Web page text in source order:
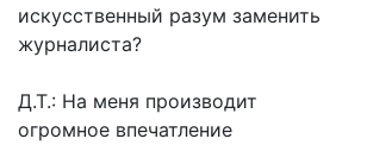
искусственный разум заменить
журналиста?
Д.Т.: На меня производит
огромное впечатление